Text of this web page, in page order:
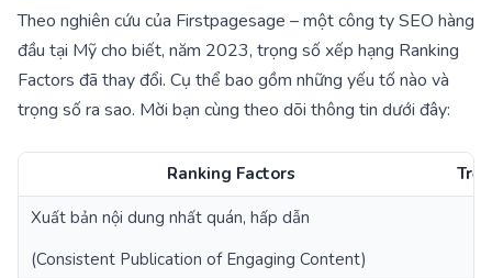
Theo nghiên cứu của Firstpagesage – một công ty SEO hàng
đầu tại Mỹ cho biết, năm 2023, trọng số xếp hạng Ranking
Factors đã thay đổi. Cụ thể bao gồm những yếu tố nào và
trọng số ra sao. Mời bạn cùng theo dõi thông tin dưới đây:
Ranking Factors
Xuất bản nội dung nhất quán, hấp dẫn
(Consistent Publication of Engaging Content)